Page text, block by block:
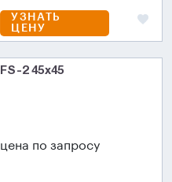
УЗНАТЬ
ЦЕНУ
FS-2 45х45
цена по запросу